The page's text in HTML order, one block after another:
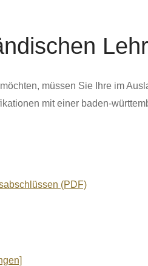
müssen Sie Ihre im
mit einer baden-
(PDF)